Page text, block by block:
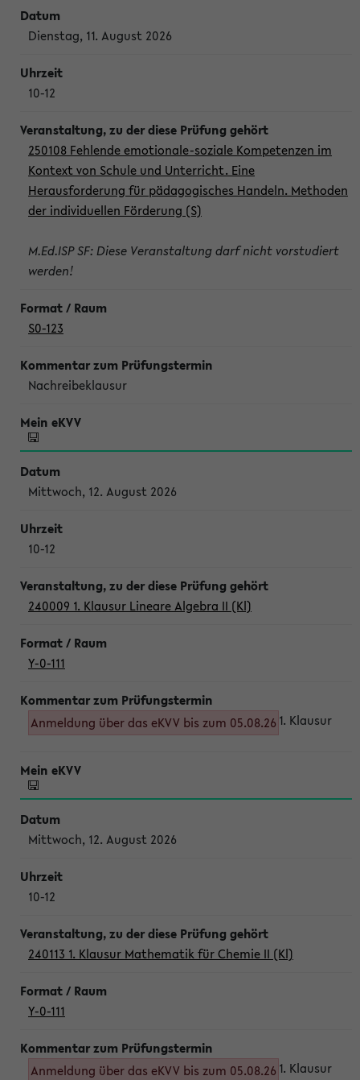
Dienstag, 11. August 2026
10-12
250108 Fehlende emotionale-soziale Kompetenzen im
Kontext von Schule und Unterricht. Eine
Herausforderung für pädagogisches Handeln. Methoden
der individuellen Förderung (S)
M.Ed.ISP SF: Diese Veranstaltung darf nicht vorstudiert
werden!
S0-123
Nachreibeklausur
Mittwoch, 12. August 2026
10-12
240009 1. Klausur Lineare Algebra II (Kl)
Y-0-111
Anmeldung über das eKVV bis zum 05.08.26 1. Klausur
Mittwoch, 12. August 2026
10-12
240113 1. Klausur Mathematik für Chemie II (Kl)
Y-0-111
Anmeldung über das eKVV bis zum 05.08.26 1. Klausur